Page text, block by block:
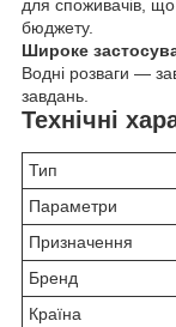
для споживачів, що
бюджету.
Широке
Водні розваги —
завдань.
Технічні
Тип
Параметри
Призначення
Бренд
Країна